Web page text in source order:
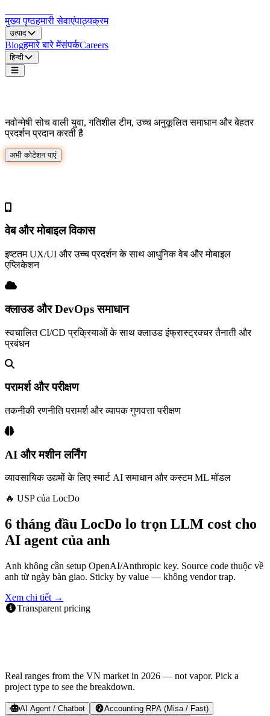
मुख्य पृष्ठहमारी सेवाएंपाठ्यक्रम
उत्पाद
Blogहमारे बारे मेंसंपर्कCareers
हिन्दी
नवोन्मेषी सोच वाली युवा, गतिशील टीम, उच्च अनुकूलित समाधान और बेहतर
प्रदर्शन प्रदान करती है
अभी कोटेशन पाएं
वेब और मोबाइल विकास
इष्टतम UX/UI और उच्च प्रदर्शन के साथ आधुनिक वेब और मोबाइल
एप्लिकेशन
क्लाउड और DevOps समाधान
स्वचालित CI/CD प्रक्रियाओं के साथ क्लाउड इंफ्रास्ट्रक्चर तैनाती और
प्रबंधन
परामर्श और परीक्षण
तकनीकी रणनीति परामर्श और व्यापक गुणवत्ता परीक्षण
AI और मशीन लर्निंग
व्यावसायिक उद्यमों के लिए स्मार्ट AI समाधान और कस्टम ML मॉडल
🔥 USP của LocDo
6 tháng đầu LocDo lo trọn LLM cost cho
AI agent của anh
Anh không cần setup OpenAI/Anthropic key. Source code thuộc về
anh từ ngày bàn giao. Sticky by value — không vendor trap.
Xem chi tiết →
Transparent pricing
Real ranges from the VN market in 2026 — not vapor. Pick a
project type to see the breakdown.
AI Agent / Chatbot
Accounting RPA (Misa / Fast)